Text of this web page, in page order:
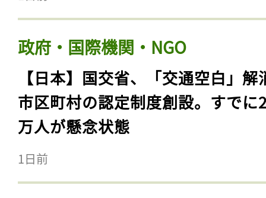
政府・国際機関・NGO
【日本】国交省、「交通空白」解
市区町村の認定制度創設。すでに
万人が懸念状態
1日前